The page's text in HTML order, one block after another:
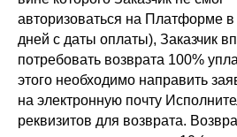
авторизоваться на Платформе в
дней с даты оплаты), Заказчик
потребовать возврата 100%
этого необходимо направить
на электронную почту
реквизитов для возврата.